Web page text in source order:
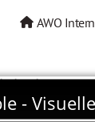
AWO Intern